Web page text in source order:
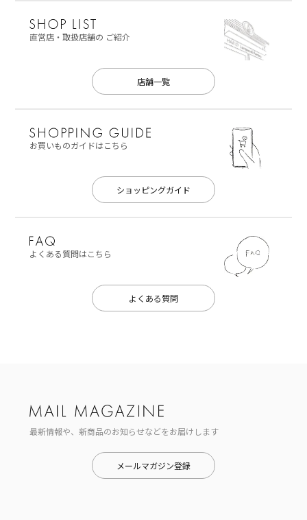
直営店・取扱店舗の ご紹介
店舗一覧
お買いものガイドはこちら
ショッピングガイド
よくある質問はこちら
よくある質問
最新情報や、新商品のお知らせなどをお届けします
メールマガジン登録